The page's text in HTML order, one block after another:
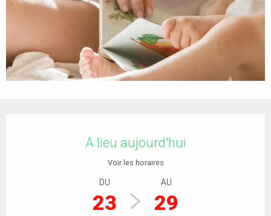
A lieu aujourd'hui
Voir les horaires
DU
23
AU
29